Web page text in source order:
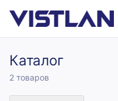
Каталог
2 товаров